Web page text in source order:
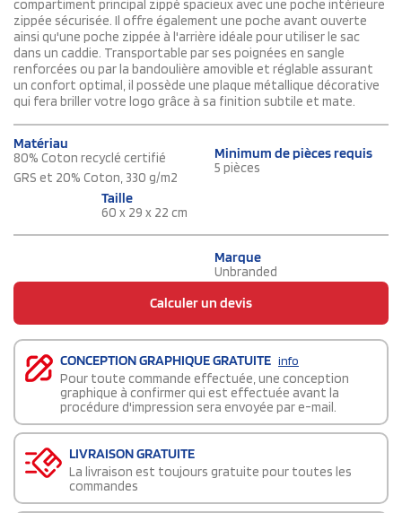
compartiment principal zippé spacieux avec une poche intérieure
zippée sécurisée. Il offre également une poche avant ouverte
ainsi qu'une poche zippée à l'arrière idéale pour utiliser le sac
dans un caddie. Transportable par ses poignées en sangle
renforcées ou par la bandoulière amovible et réglable assurant
un confort optimal, il possède une plaque métallique décorative
qui fera briller votre logo grâce à sa finition subtile et mate.
Matériau
80% Coton recyclé certifié
GRS et 20% Coton, 330 g/m2
Minimum de pièces requis
5 pièces
Taille
60 x 29 x 22 cm
Marque
Unbranded
Calculer un devis
CONCEPTION GRAPHIQUE GRATUITE info
Pour toute commande effectuée, une conception
graphique à confirmer qui est effectuée avant la
procédure d'impression sera envoyée par e-mail.
LIVRAISON GRATUITE
La livraison est toujours gratuite pour toutes les
commandes